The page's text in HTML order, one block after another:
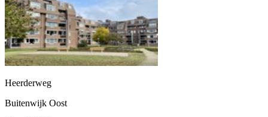
Heerderweg
Buitenwijk Oost